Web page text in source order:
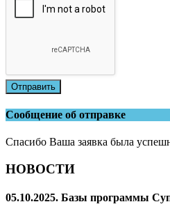
Отправить
Сообщение об отправке
Спасибо Ваша заявка была
НОВОСТИ
05.10.2025. Базы программы